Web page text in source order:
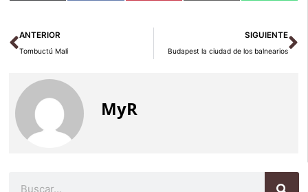
Ant
ANTERIOR
Tombuctú Malí
SIGUIENTE
Budapest la ciudad de los balnearios
MyR